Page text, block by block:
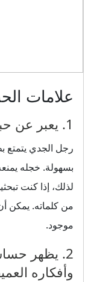
علامات
1. يعبر عن حبه بشكل خجول وغير مباشر
رجل الجدي يتمتع
بسهولة. خجله
لذلك، إذا كنت
من كلماته. يمكن
موجود.
2. يظهر
وأفكاره